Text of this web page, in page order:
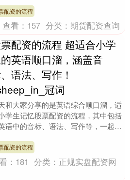
。活....
配资的流程
查看： 157 分类：期货配资查询
配资的流程 超适合小学
英语顺口溜，涵盖音
语法、写作！
冠词
和大家分享的是英语综合顺口溜，适
学生记忆股票配资的流程，其中包括
语中的音标、语法、写作等，一起来
周前要用i....
配资的流程
： 181 分类： 正规实盘配资网